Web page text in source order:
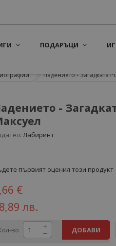
ПОДАРЪЦИ
Падението - Загадката
-
Лабиринт
първият оценил този продукт
€
лв.
во ДОБАВИ